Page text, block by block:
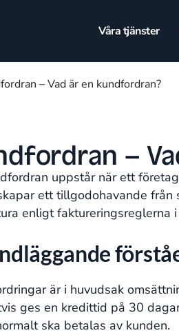
Våra tjänster
– Vad är en kundfordran?
–
uppstår när ett
ett tillgodohavande från
enligt faktureringsreglerna
är i huvudsak
ges en kredittid på 30
ska betalas av kunden​​.